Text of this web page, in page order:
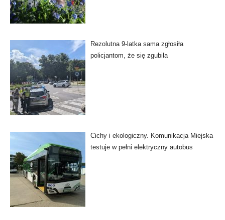
Rezolutna 9-latka sama zgłosiła
policjantom, że się zgubiła
Cichy i ekologiczny. Komunikacja Miejska
testuje w pełni elektryczny autobus